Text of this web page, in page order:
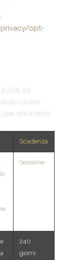
opt-
letti da
cookie
attraverso
Scadenza
Sessione
240
giorni